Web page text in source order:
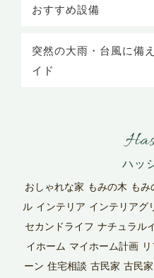
おすすめ設備
突然の大雨・台風に備
イド
おしゃれな家 もみの木 もみ
ル インテリア インテリアグ
セカンドライフ ナチュラル
イホーム マイホーム計画
ーン 住宅相談 古民家 古民